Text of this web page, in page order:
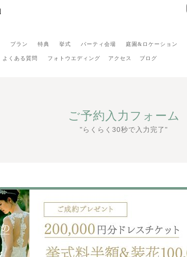
プラン 特典 挙式 パーティ会場 庭園&ロケーション
よくある質問 フォトウエディング アクセス ブログ
ご予約入力フォーム
"らくらく30秒で入力完了"